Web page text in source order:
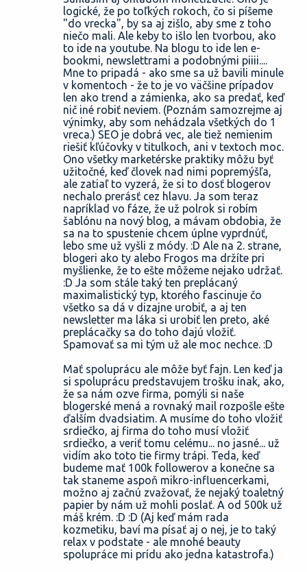
logické, že po toľkých rokoch, čo si píšeme
"do vrecka", by sa aj zišlo, aby sme z toho
niečo mali. Ale keby to išlo len tvorbou, ako
to ide na youtube. Na blogu to ide len e-
bookmi, newslettrami a podobnými piiii....
Mne to pripadá - ako sme sa už bavili minule
v komentoch - že to je vo väčšine prípadov
len ako trend a zámienka, ako sa predať, keď
nič iné robiť neviem. (Poznám samozrejme aj
výnimky, aby som nehádzala všetkých do 1
vreca.) SEO je dobrá vec, ale tiež nemienim
riešiť kľúčovky v titulkoch, ani v textoch moc.
Ono všetky marketérske praktiky môžu byť
užitočné, keď človek nad nimi popremýšľa,
ale zatiaľ to vyzerá, že si to dosť blogerov
nechalo prerásť cez hlavu. Ja som teraz
napríklad vo fáze, že už polrok si robím
šablónu na nový blog, a mávam obdobia, že
sa na to spustenie chcem úplne vyprdnúť,
lebo sme už vyšli z módy. :D Ale na 2. strane,
blogeri ako ty alebo Frogos ma držíte pri
myšlienke, že to ešte môžeme nejako udržať.
:D Ja som stále taký ten preplácaný
maximalistický typ, ktorého fascinuje čo
všetko sa dá v dizajne urobiť, a aj ten
newsletter ma láka si urobiť len preto, aké
preplácačky sa do toho dajú vložiť.
Spamovať sa mi tým už ale moc nechce. :D
Mať spoluprácu ale môže byť fajn. Len keď ja
si spoluprácu predstavujem trošku inak, ako,
že sa nám ozve firma, pomýli si naše
blogerské mená a rovnaký mail rozpošle ešte
ďalším dvadsiatim. A musíme do toho vložiť
srdiečko, aj firma do toho musí vložiť
srdiečko, a veriť tomu celému... no jasné... už
vidím ako toto tie firmy trápi. Teda, keď
budeme mať 100k followerov a konečne sa
tak staneme aspoň mikro-influencerkami,
možno aj začnú zvažovať, že nejaký toaletný
papier by nám už mohli poslať. A od 500k už
máš krém. :D :D (Aj keď mám rada
kozmetiku, baví ma písať aj o nej, je to taký
relax v podstate - ale mnohé beauty
spolupráce mi prídu ako jedna katastrofa.)